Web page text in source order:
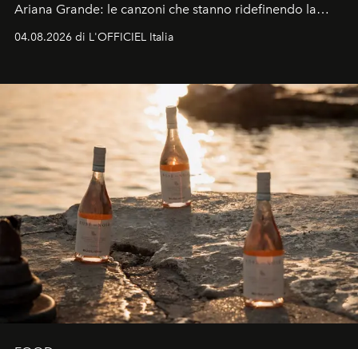
Ariana Grande: le canzoni che stanno ridefinendo la
colonna sonora della stagione.
04.08.2026 di L'OFFICIEL Italia